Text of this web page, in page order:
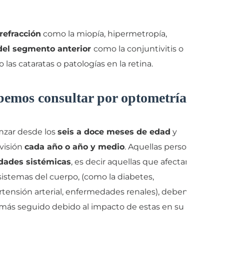
como la miopía, hipermetropía,
segmento anteriorcomo la conjuntivitis o
las cataratas o patologías en la retina.
consultar por optometría?
desde los seis a doce meses de edad y
cada año o año y medio. Aquellas personas
sistémicas, es decir aquellas que afectan
del cuerpo, (como la diabetes,
arterial, enfermedades renales), deben
seguido debido al impacto de estas en su